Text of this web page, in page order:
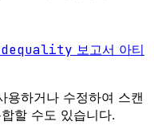
보고서 아티
용하거나 수정하여 스캔
할 수도 있습니다.